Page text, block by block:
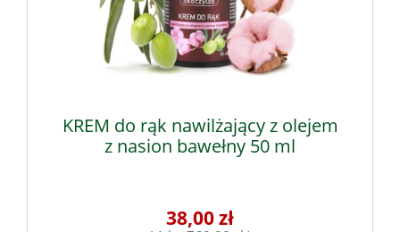
KREM do rąk nawilżający z olejem
z nasion bawełny 50 ml
38,00 zł